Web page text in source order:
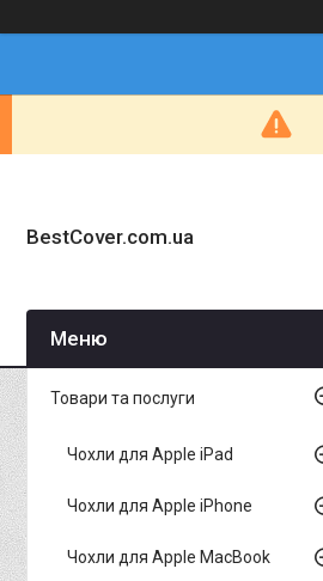
BestCover.com.ua
Товари та послуги
Чохли для Apple iPad
Чохли для Apple iPhone
Чохли для Apple MacBook